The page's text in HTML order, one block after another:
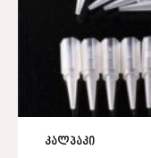
კალპაკი